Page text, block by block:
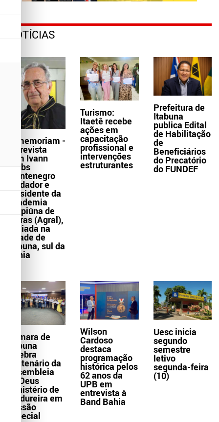
NOTÍCIAS
In memoriam -
Entrevista
com Ivann
Krebs
Montenegro
fundador e
presidente da
Academia
Grapiúna de
Letras (Agral),
sediada na
cidade de
Itabuna, sul da
Bahia
Turismo:
Itaetê recebe
ações em
capacitação
profissional e
intervenções
estruturantes
Prefeitura de
Itabuna
publica Edital
de Habilitação
de
Beneficiários
do Precatório
do FUNDEF
Câmara de
Itabuna
celebra
centenário da
Assembleia
de Deus
Ministério de
Madureira em
Sessão
Especial
Wilson
Cardoso
destaca
programação
histórica pelos
62 anos da
UPB em
entrevista à
Band Bahia
Uesc inicia
segundo
semestre
letivo
segunda-feira
(10)